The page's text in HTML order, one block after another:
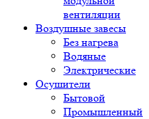
вентиляции
Воздушные завесы
Без нагрева
Водяные
Электрические
Осушители
Бытовой
Промышленный